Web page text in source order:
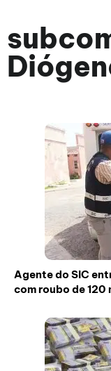
Agente do SIC
com roubo de 120